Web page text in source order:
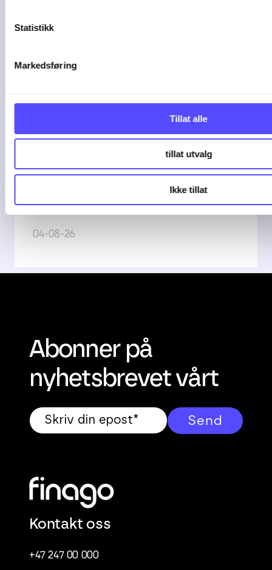
Statistikk
Markedsføring
Tillat alle
tillat utvalg
Ikke tillat
Slik kan AI gjøre
driften mer effektiv i
Stadig flere regnskapsbyråer tar i bruk
AI i ...
04-08-26
Abonner på
nyhetsbrevet vårt
Kontakt oss
+47 247 00 000